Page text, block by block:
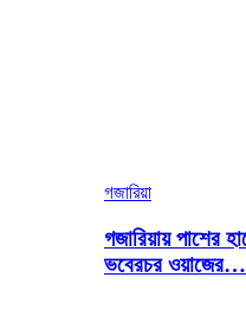
গজারিয়া
গজারিয়ায় পাশের
ভবেরচর ওয়াজের…